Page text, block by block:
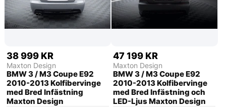
38 999 KR
Maxton Design
BMW 3 / M3 Coupe E92
2010-2013 Kolfibervinge
med Bred Infästning
Maxton Design
47 199 KR
Maxton Design
BMW 3 / M3 Coupe E92
2010-2013 Kolfibervinge
med Bred Infästning och
LED-Ljus Maxton Design